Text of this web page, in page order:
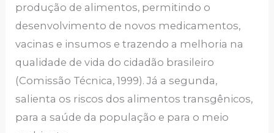
produção de alimentos, permitindo o
desenvolvimento de novos medicamentos,
vacinas e insumos e trazendo a melhoria na
qualidade de vida do cidadão brasileiro
(Comissão Técnica, 1999). Já a segunda,
salienta os riscos dos alimentos transgênicos,
para a saúde da população e para o meio